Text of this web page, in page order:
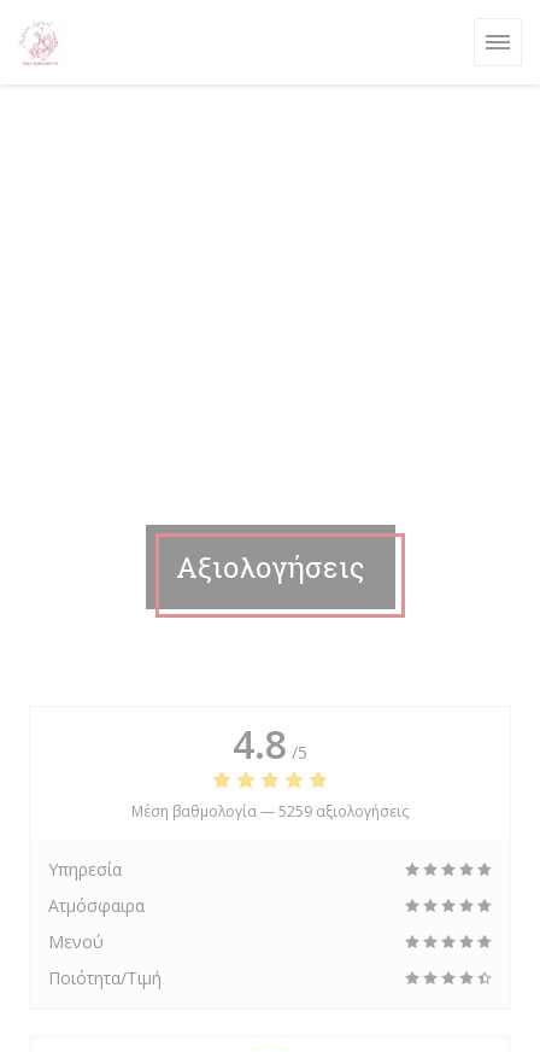
Αξιολογήσεις
4.8 /5
Μέση βαθμολογία —5259 αξιολογήσεις
Υπηρεσία
Ατμόσφαιρα
Μενού
Ποιότητα/Τιμή